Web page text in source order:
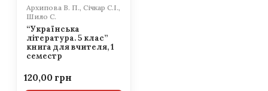
Архипова В. П., Січкар С.І.,
Шило С.
“Українська
література. 5 клас”
книга для вчителя, 1
семестр
120,00